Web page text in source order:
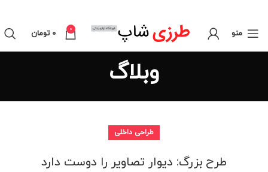
منو 0
0 تومان
وبلاگ
طراحی داخلی
طرح بزرگ: دیوار تصاویر را دوست دارد